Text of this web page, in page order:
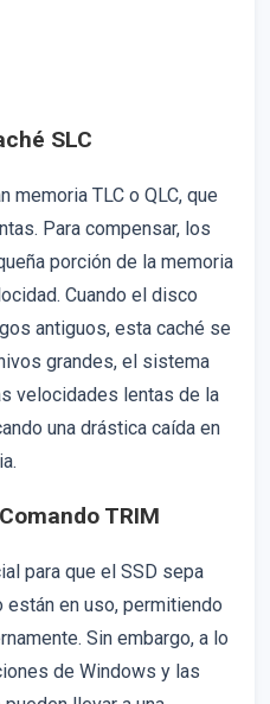
SLC
memoria TLC o QLC, que
Para compensar, los
porción de la memoria
Cuando el disco
antiguos, esta caché se
grandes, el sistema
velocidades lentas de la
una drástica caída en
TRIM
para que el SSD sepa
en uso, permitiendo
Sin embargo, a lo
de Windows y las